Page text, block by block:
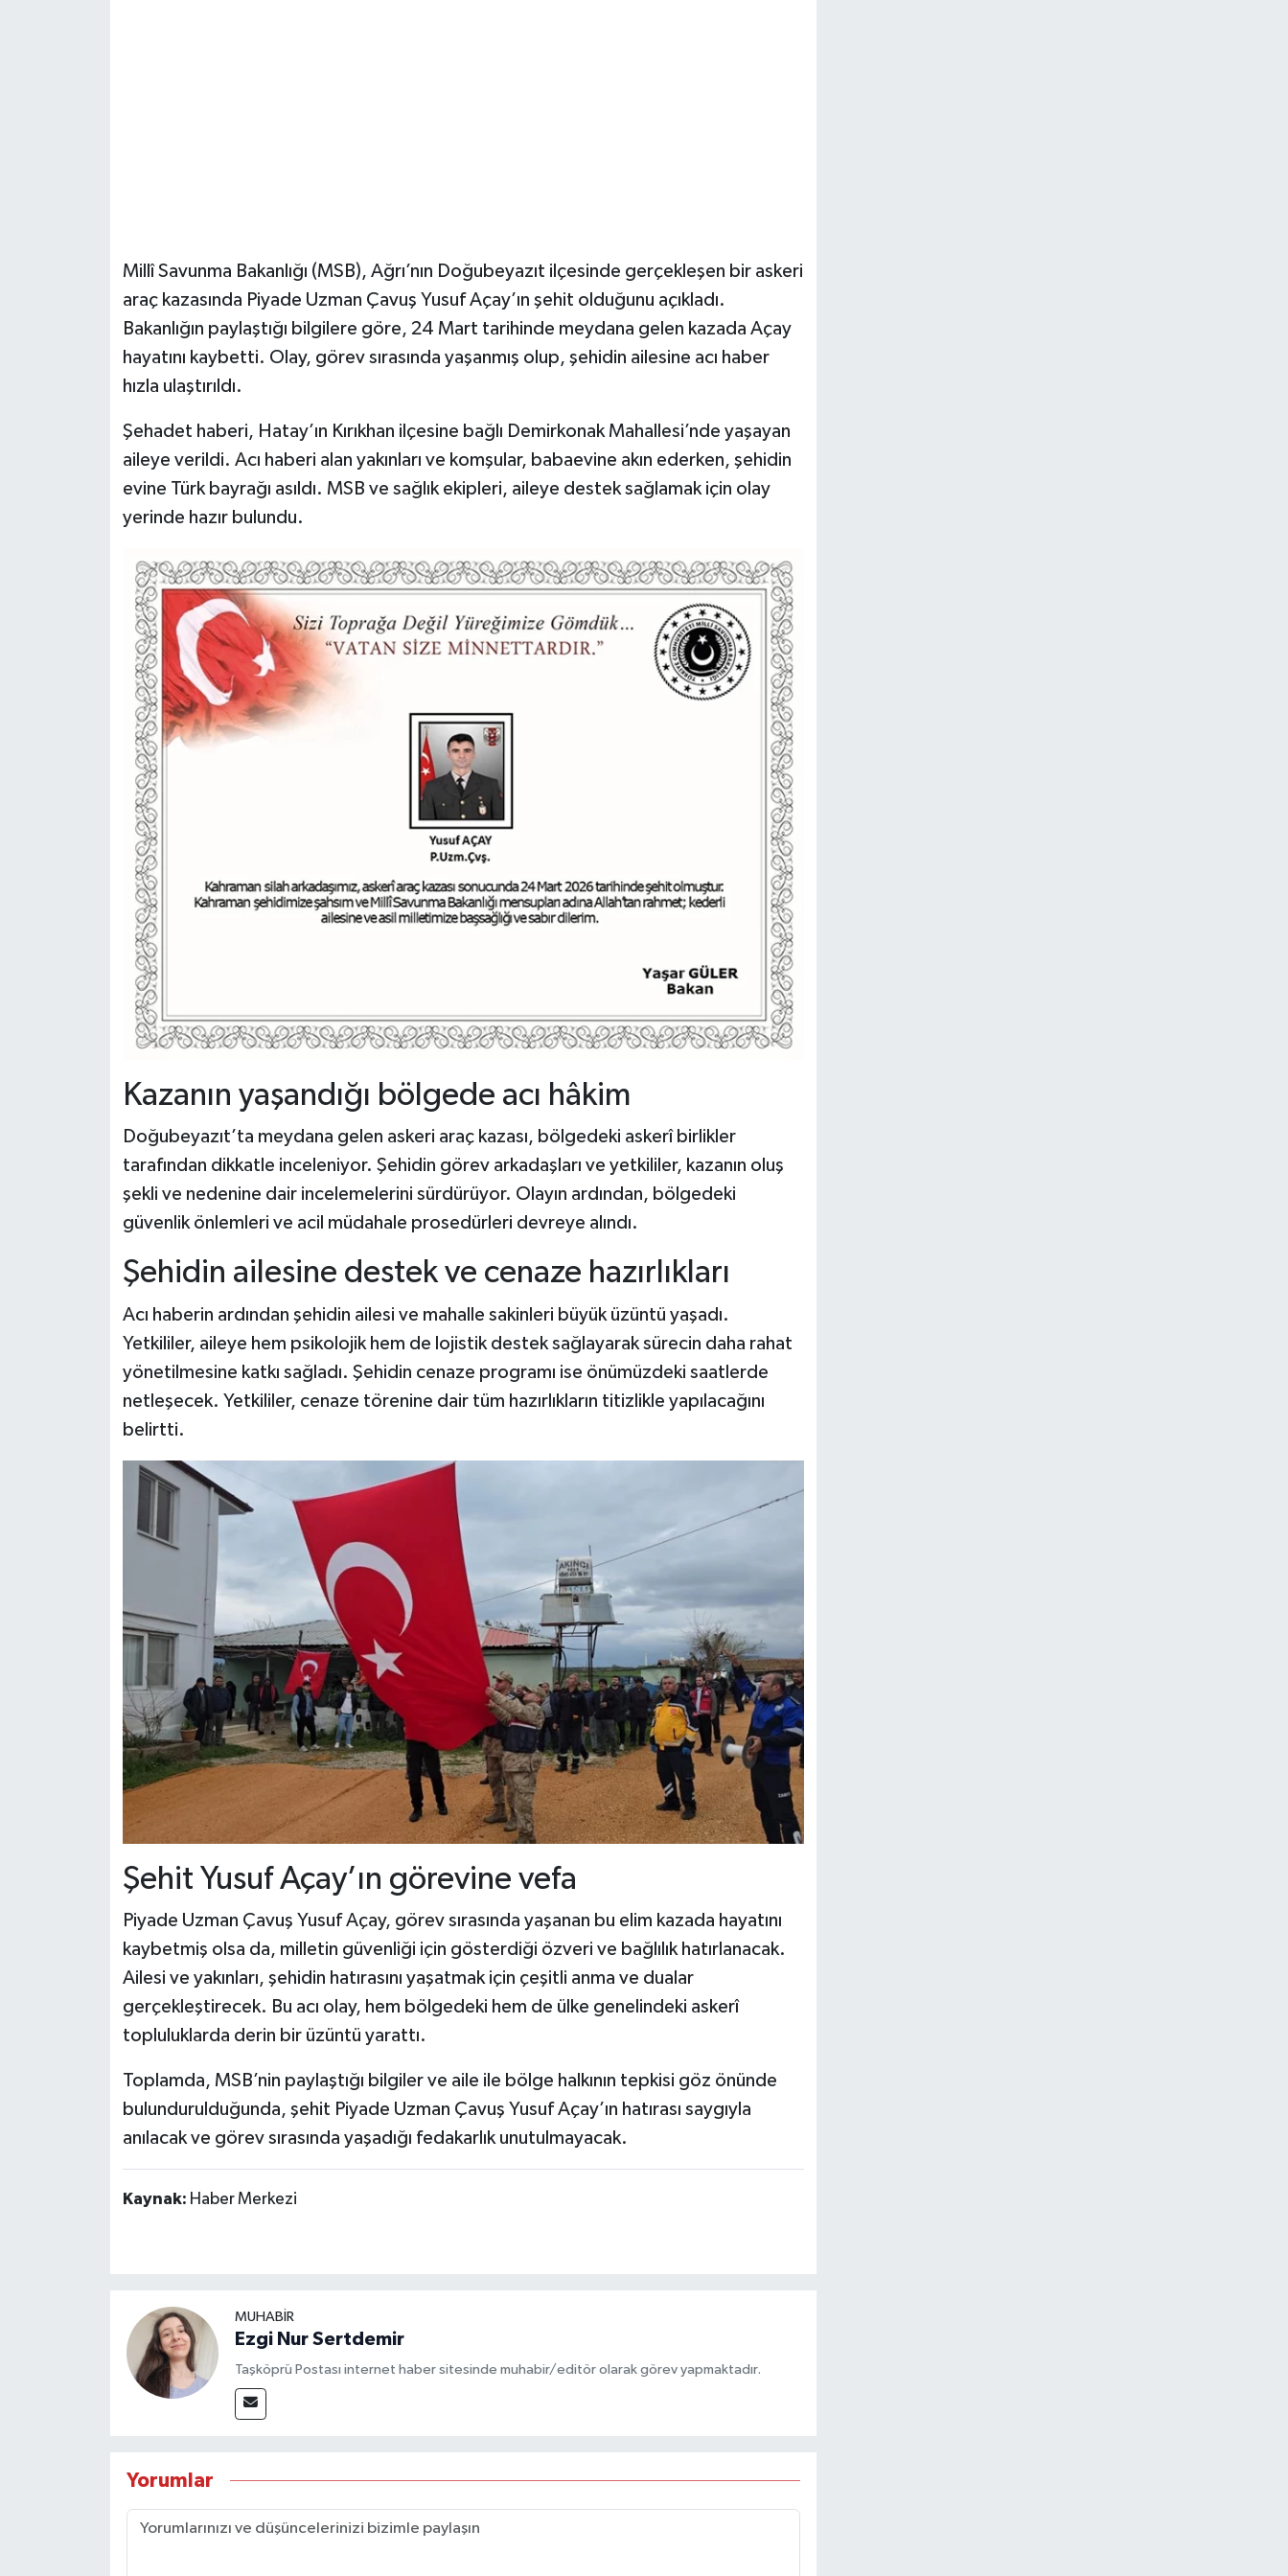
Millî Savunma Bakanlığı (MSB), Ağrı’nın Doğubeyazıt ilçesinde gerçekleşen bir askeri
araç kazasında Piyade Uzman Çavuş Yusuf Açay’ın şehit olduğunu açıkladı.
Bakanlığın paylaştığı bilgilere göre, 24 Mart tarihinde meydana gelen kazada Açay
hayatını kaybetti. Olay, görev sırasında yaşanmış olup, şehidin ailesine acı haber
hızla ulaştırıldı.
Şehadet haberi, Hatay’ın Kırıkhan ilçesine bağlı Demirkonak Mahallesi’nde yaşayan
aileye verildi. Acı haberi alan yakınları ve komşular, babaevine akın ederken, şehidin
evine Türk bayrağı asıldı. MSB ve sağlık ekipleri, aileye destek sağlamak için olay
yerinde hazır bulundu.
Kazanın yaşandığı bölgede acı hâkim
Doğubeyazıt’ta meydana gelen askeri araç kazası, bölgedeki askerî birlikler
tarafından dikkatle inceleniyor. Şehidin görev arkadaşları ve yetkililer, kazanın oluş
şekli ve nedenine dair incelemelerini sürdürüyor. Olayın ardından, bölgedeki
güvenlik önlemleri ve acil müdahale prosedürleri devreye alındı.
Şehidin ailesine destek ve cenaze hazırlıkları
Acı haberin ardından şehidin ailesi ve mahalle sakinleri büyük üzüntü yaşadı.
Yetkililer, aileye hem psikolojik hem de lojistik destek sağlayarak sürecin daha rahat
yönetilmesine katkı sağladı. Şehidin cenaze programı ise önümüzdeki saatlerde
netleşecek. Yetkililer, cenaze törenine dair tüm hazırlıkların titizlikle yapılacağını
belirtti.
Şehit Yusuf Açay’ın görevine vefa
Piyade Uzman Çavuş Yusuf Açay, görev sırasında yaşanan bu elim kazada hayatını
kaybetmiş olsa da, milletin güvenliği için gösterdiği özveri ve bağlılık hatırlanacak.
Ailesi ve yakınları, şehidin hatırasını yaşatmak için çeşitli anma ve dualar
gerçekleştirecek. Bu acı olay, hem bölgedeki hem de ülke genelindeki askerî
topluluklarda derin bir üzüntü yarattı.
Toplamda, MSB’nin paylaştığı bilgiler ve aile ile bölge halkının tepkisi göz önünde
bulundurulduğunda, şehit Piyade Uzman Çavuş Yusuf Açay’ın hatırası saygıyla
anılacak ve görev sırasında yaşadığı fedakarlık unutulmayacak.
Kaynak: Haber Merkezi
MUHABİR
Ezgi Nur Sertdemir
Taşköprü Postası internet haber sitesinde muhabir/editör olarak görev yapmaktadır.
Yorumlar
Ulusal Haberler
Teknoloji Haberleri
Siyaset Haberleri
Dünya Haberleri
Yerel Haberler